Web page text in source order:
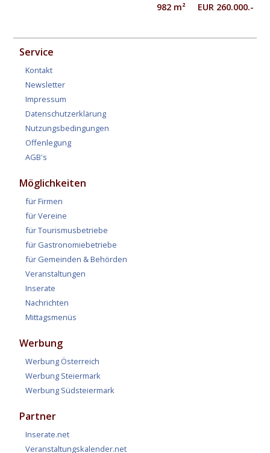
982 m² EUR 260.000.-
Service
Kontakt
Newsletter
Impressum
Datenschutzerklärung
Nutzungsbedingungen
Offenlegung
AGB's
Möglichkeiten
für Firmen
für Vereine
für Tourismusbetriebe
für Gastronomiebetriebe
für Gemeinden & Behörden
Veranstaltungen
Inserate
Nachrichten
Mittagsmenüs
Werbung
Werbung Österreich
Werbung Steiermark
Werbung Südsteiermark
Partner
Inserate.net
Veranstaltungskalender.net